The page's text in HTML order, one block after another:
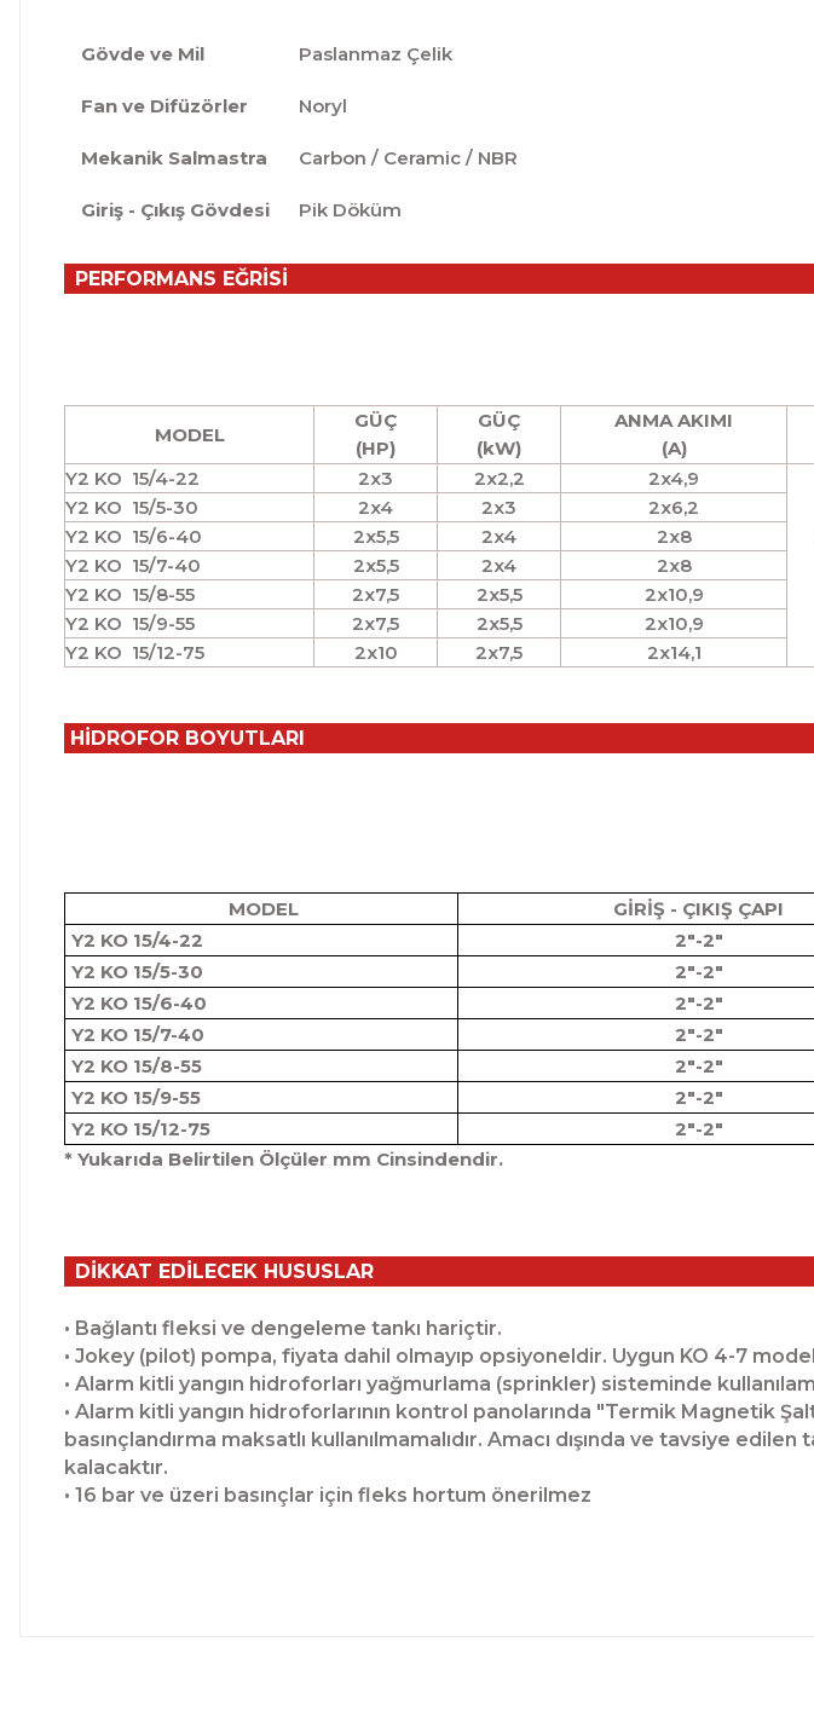
Gövde ve Mil Paslanmaz Çelik
Fan ve Difüzörler Noryl
Mekanik Salmastra Carbon / Ceramic / NBR
Giriş - Çıkış Gövdesi Pik Döküm
PERFORMANS EĞRİSİ
MODEL
GÜÇ
(HP)
GÜÇ
(kW)
ANMA AKIMI
(A)
Y2 KO 15/4-22
2x3 2x2,2 2x4,9
Y2 KO 15/5-30
2x4 2x3 2x6,2
Y2 KO 15/6-40
2x5,5 2x4 2x8
Y2 KO 15/7-40
2x5,5 2x4 2x8
Y2 KO 15/8-55
2x7,5 2x5,5 2x10,9
Y2 KO 15/9-55
2x7,5 2x5,5 2x10,9
Y2 KO 15/12-75
2x10 2x7,5 2x14,1
HİDROFOR BOYUTLARI
MODEL GİRİŞ - ÇIKIŞ ÇAPI
Y2 KO 15/4-22
2"-2"
Y2 KO 15/5-30
2"-2"
Y2 KO 15/6-40
2"-2"
Y2 KO 15/7-40
2"-2"
Y2 KO 15/8-55
2"-2"
Y2 KO 15/9-55
2"-2"
Y2 KO 15/12-75
2"-2"
* Yukarıda Belirtilen Ölçüler mm Cinsindendir.
DİKKAT EDİLECEK HUSUSLAR
• Bağlantı fleksi ve dengeleme tankı hariçtir.
• Jokey (pilot) pompa, fiyata dahil olmayıp opsiyoneldir. Uygun KO 4-7
• Alarm kitli yangın hidroforları yağmurlama (sprinkler) sisteminde
• Alarm kitli yangın hidroforlarının kontrol panolarında "Termik Magnetik
basınçlandırma maksatlı kullanılmamalıdır. Amacı dışında ve tavsiye
kalacaktır.
• 16 bar ve üzeri basınçlar için fleks hortum önerilmez